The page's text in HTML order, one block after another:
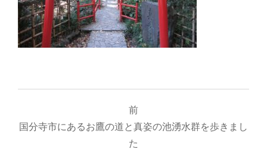
稿
前
国分寺市にあるお鷹の道と真姿の池湧水群を歩きまし
た